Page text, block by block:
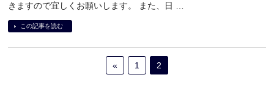
きますので宜しくお願いします。 また、日 …
この記事を読む
« 1 2